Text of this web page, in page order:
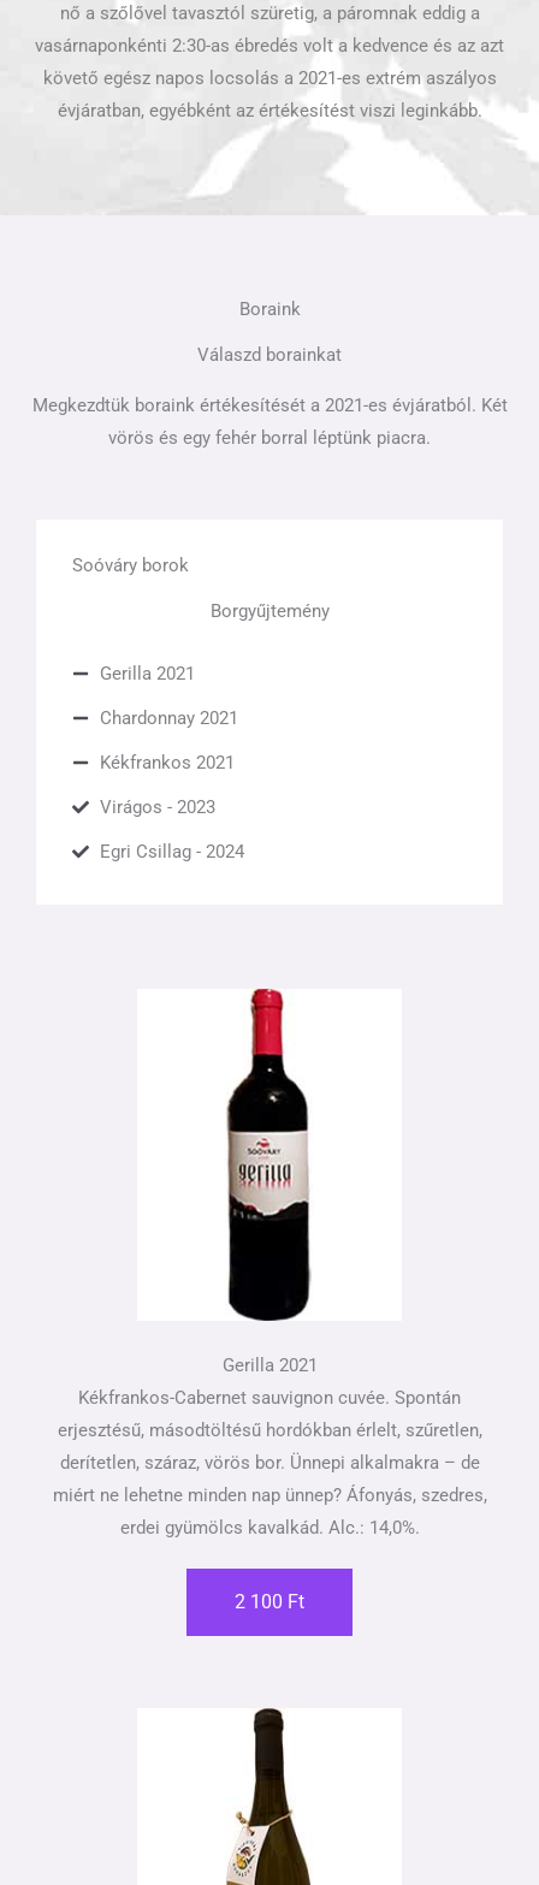
nő a szőlővel tavasztól szüretig, a páromnak eddig a
vasárnaponkénti 2:30-as ébredés volt a kedvence és az azt
követő egész napos locsolás a 2021-es extrém aszályos
évjáratban, egyébként az értékesítést viszi leginkább.
Boraink
Válaszd borainkat
Megkezdtük boraink értékesítését a 2021-es évjáratból. Két
vörös és egy fehér borral léptünk piacra.
Soóváry borok
Borgyűjtemény
Gerilla 2021
Chardonnay 2021
Kékfrankos 2021
Virágos - 2023
Egri Csillag - 2024
Gerilla 2021
Kékfrankos-Cabernet sauvignon cuvée. Spontán
erjesztésű, másodtöltésű hordókban érlelt, szűretlen,
derítetlen, száraz, vörös bor. Ünnepi alkalmakra – de
miért ne lehetne minden nap ünnep? Áfonyás, szedres,
erdei gyümölcs kavalkád. Alc.: 14,0%.
2 100 Ft